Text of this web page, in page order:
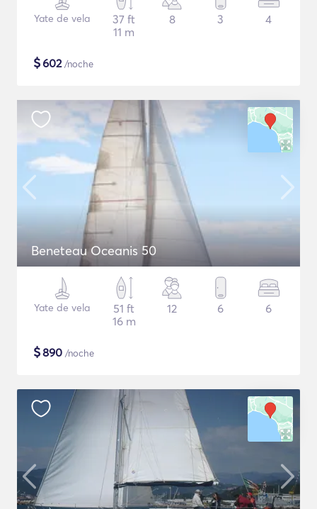
Yate de vela
37 ft
11 m
8 3 4
$602/noche
Beneteau Oceanis 50
Yate de vela
51 ft
16 m
12 6 6
$890 /noche